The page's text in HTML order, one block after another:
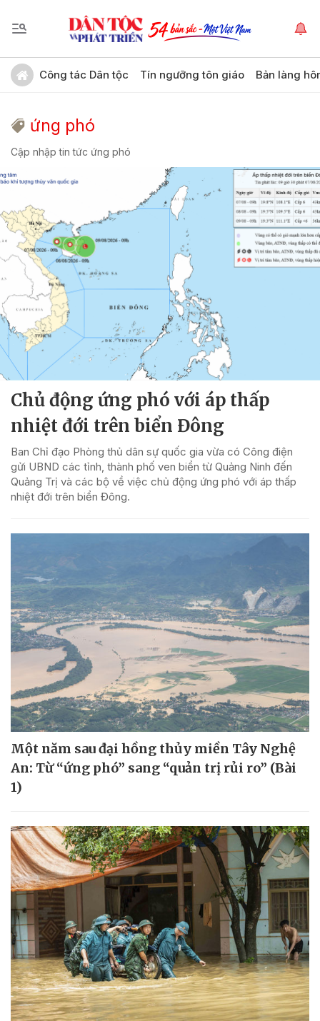
Công tác Dân tộc Tín ngưỡng tôn giáo Bản làng
ứng phó
Cập nhập tin tức ứng phó
Chủ động ứng phó với áp thấp
nhiệt đới trên biển Đông
Ban Chỉ đạo Phòng thủ dân sự quốc gia vừa có Công điện
gửi UBND các tỉnh, thành phố ven biển từ Quảng Ninh đến
Quảng Trị và các bộ về việc chủ động ứng phó với áp thấp
nhiệt đới trên biển Đông.
Một năm sau đại hồng thủy miền Tây Nghệ
An: Từ “ứng phó” sang “quản trị rủi ro” (Bài
1)